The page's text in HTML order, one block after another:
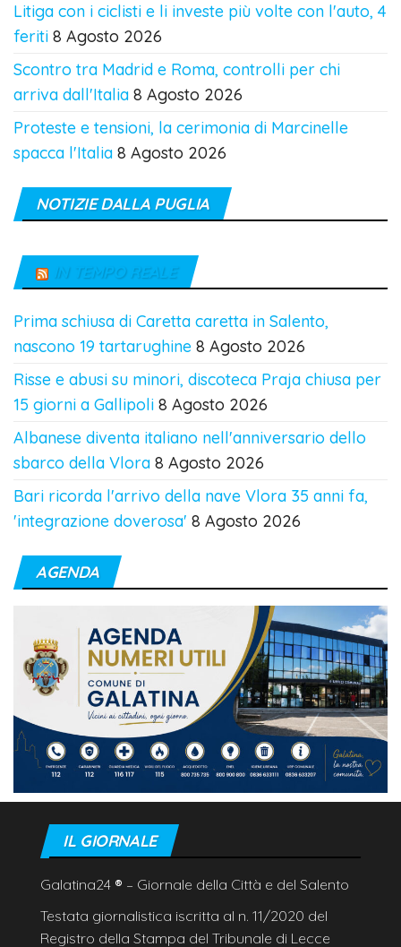
Litiga con i ciclisti e li investe più volte con l'auto, 4
feriti 8 Agosto 2026
Scontro tra Madrid e Roma, controlli per chi
arriva dall'Italia 8 Agosto 2026
Proteste e tensioni, la cerimonia di Marcinelle
spacca l'Italia 8 Agosto 2026
NOTIZIE DALLA PUGLIA
IN TEMPO REALE
Prima schiusa di Caretta caretta in Salento,
nascono 19 tartarughine 8 Agosto 2026
Risse e abusi su minori, discoteca Praja chiusa per
15 giorni a Gallipoli 8 Agosto 2026
Albanese diventa italiano nell'anniversario dello
sbarco della Vlora 8 Agosto 2026
Bari ricorda l'arrivo della nave Vlora 35 anni fa,
'integrazione doverosa' 8 Agosto 2026
AGENDA
IL GIORNALE
Galatina24 ® – Giornale della Città e del Salento
Testata giornalistica iscritta al n. 11/2020 del
Registro della Stampa del Tribunale di Lecce